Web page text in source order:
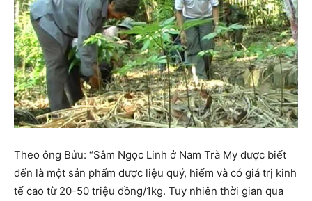
Theo ông Bửu: “Sâm Ngọc Linh ở Nam Trà My được biết
đến là một sản phẩm dược liệu quý, hiếm và có giá trị kinh
tế cao từ 20-50 triệu đồng/1kg. Tuy nhiên thời gian qua